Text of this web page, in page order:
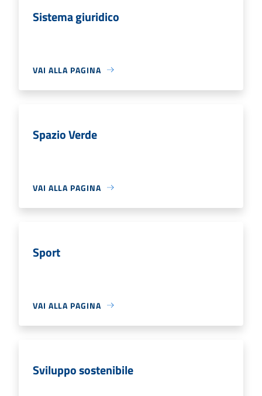
Sistema giuridico
VAI ALLA PAGINA
Spazio Verde
VAI ALLA PAGINA
Sport
VAI ALLA PAGINA
Sviluppo sostenibile